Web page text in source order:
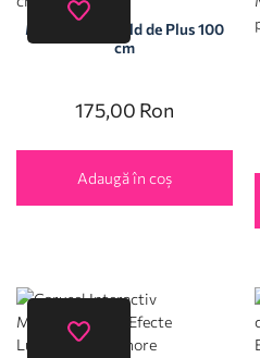
Motanul Garfield de Plus 100
cm
175,00 Ron
Adaugă în coș